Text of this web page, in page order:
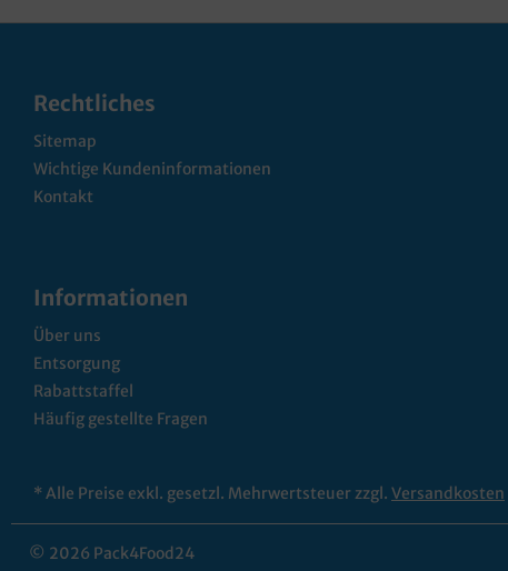
Rechtliches
Sitemap
Wichtige Kundeninformationen
Kontakt
Informationen
Über uns
Entsorgung
Rabattstaffel
Häufig gestellte Fragen
* Alle Preise exkl. gesetzl. Mehrwertsteuer zzgl. Versandkosten
© 2026 Pack4Food24